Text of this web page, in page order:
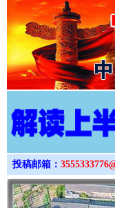
投稿邮箱：